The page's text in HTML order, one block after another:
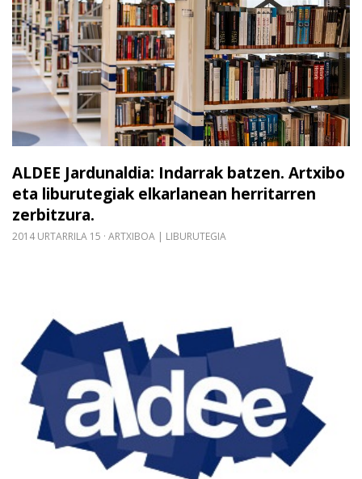
ALDEE Jardunaldia: Indarrak batzen. Artxibo
eta liburutegiak elkarlanean herritarren
zerbitzura.
2014 URTARRILA 15 ARTXIBOA | LIBURUTEGIA